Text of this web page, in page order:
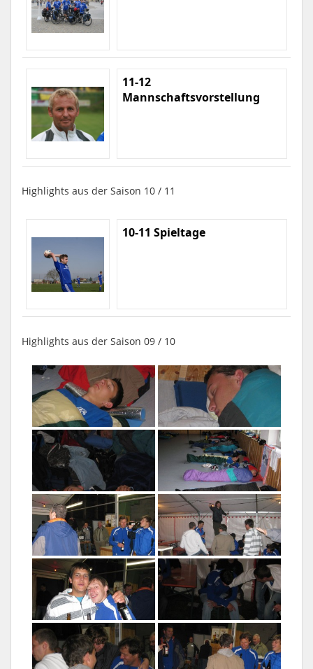
11-12
Mannschaftsvorstellung
Highlights aus der Saison 10 / 11
10-11 Spieltage
Highlights aus der Saison 09 / 10